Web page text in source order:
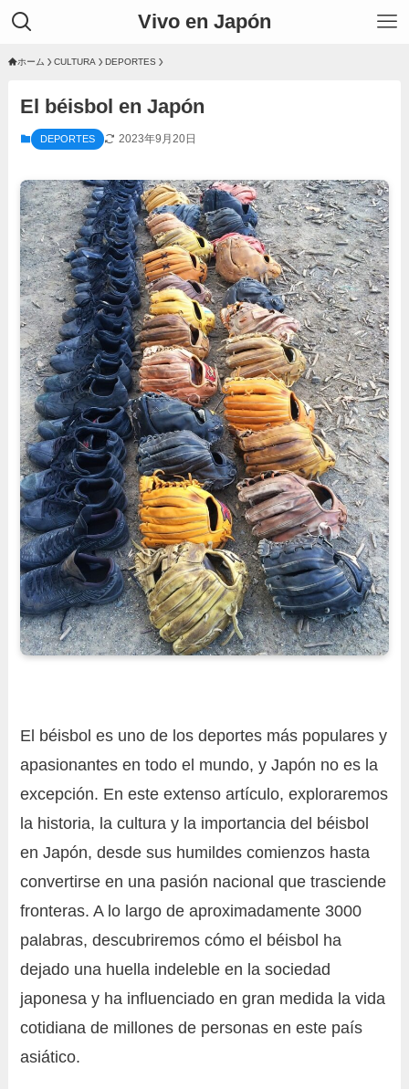
Vivo en Japón
ホーム CULTURA DEPORTES
El béisbol en Japón
DEPORTES 2023年9月20日
El béisbol es uno de los deportes más populares y
apasionantes en todo el mundo, y Japón no es la
excepción. En este extenso artículo, exploraremos
la historia, la cultura y la importancia del béisbol
en Japón, desde sus humildes comienzos hasta
convertirse en una pasión nacional que trasciende
fronteras. A lo largo de aproximadamente 3000
palabras, descubriremos cómo el béisbol ha
dejado una huella indeleble en la sociedad
japonesa y ha influenciado en gran medida la vida
cotidiana de millones de personas en este país
asiático.